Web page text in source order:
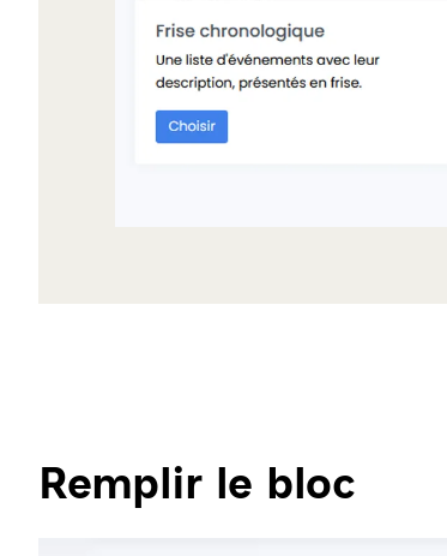
Remplir le bloc